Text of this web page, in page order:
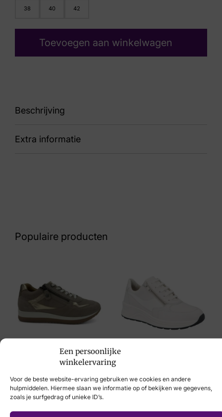
Een persoonlijke
winkelervaring
Voor de beste website-ervaring gebruiken we cookies en andere
hulpmiddelen. Hiermee slaan we informatie op of bekijken we gegevens,
zoals je surfgedrag of unieke ID’s.
38 40 42
Toevoegen aan winkelwagen
Beschrijving
90 33002.4.385 Ponte Vecchio G
Extra informatie
Merk
Xsensible
Artikelnummer
33002.4.385 Ponte Vecchio G
Breedtemaat
Populaire producten
Solidus